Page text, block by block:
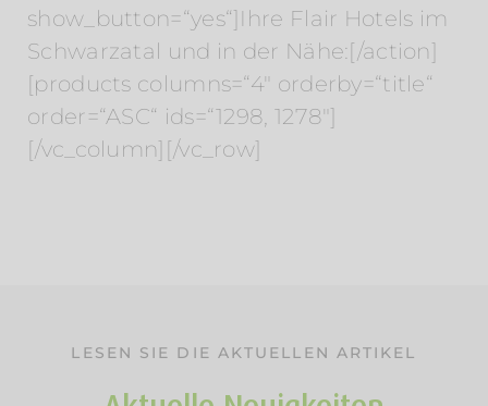
show_button=“yes“]Ihre Flair Hotels im
Schwarzatal und in der Nähe:[/action]
[products columns=“4″ orderby=“title“
order=“ASC“ ids=“1298, 1278″]
[/vc_column][/vc_row]
LESEN SIE DIE AKTUELLEN ARTIKEL